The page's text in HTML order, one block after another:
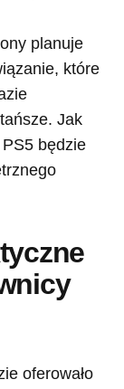
planuje
które
Jak
będzie
oferowało